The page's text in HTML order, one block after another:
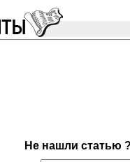
Не нашли статью